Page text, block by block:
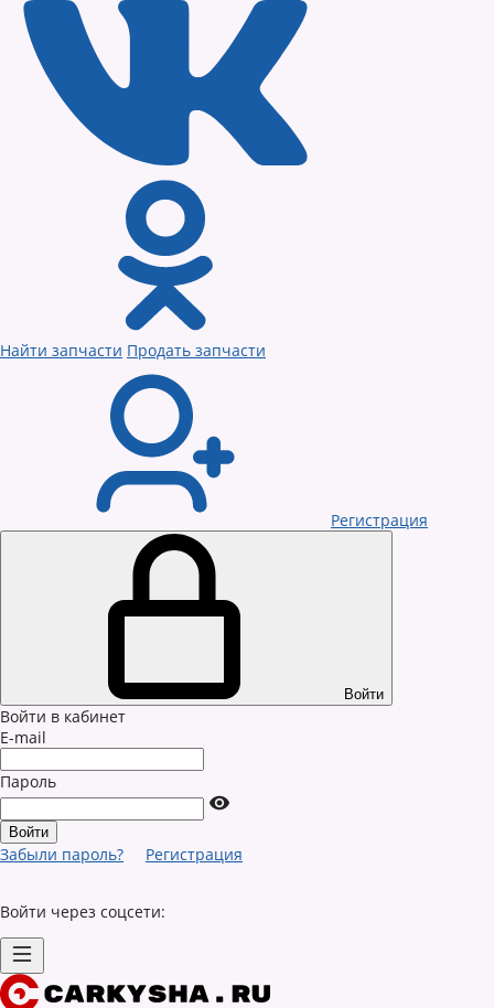
Найти запчасти Продать запчасти
Регистрация
Войти
Войти в кабинет
E-mail
Пароль
Забыли пароль? Регистрация
Войти через соцсети: